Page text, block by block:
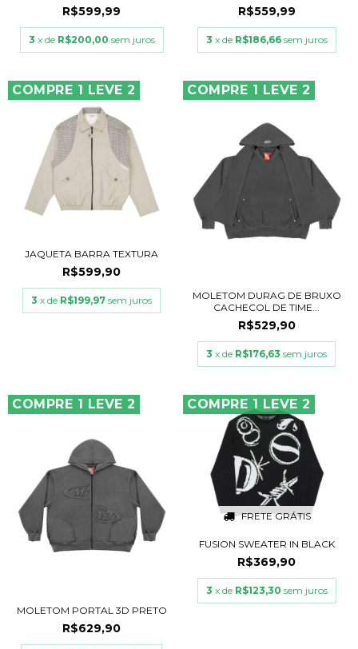
R$599,99
3 x de R$200,00 sem juros
R$559,99
3 x de R$186,66 sem juros
COMPRE 1 LEVE 2
JAQUETA BARRA TEXTURA
R$599,90
3 x de R$199,97 sem juros
COMPRE 1 LEVE 2
MOLETOM DURAG DE BRUXO
CACHECOL DE TIME...
R$529,90
3 x de R$176,63 sem juros
COMPRE 1 LEVE 2
MOLETOM PORTAL 3D PRETO
R$629,90
COMPRE 1 LEVE 2
FRETE GRÁTIS
FUSION SWEATER IN BLACK
R$369,90
3 x de R$123,30 sem juros